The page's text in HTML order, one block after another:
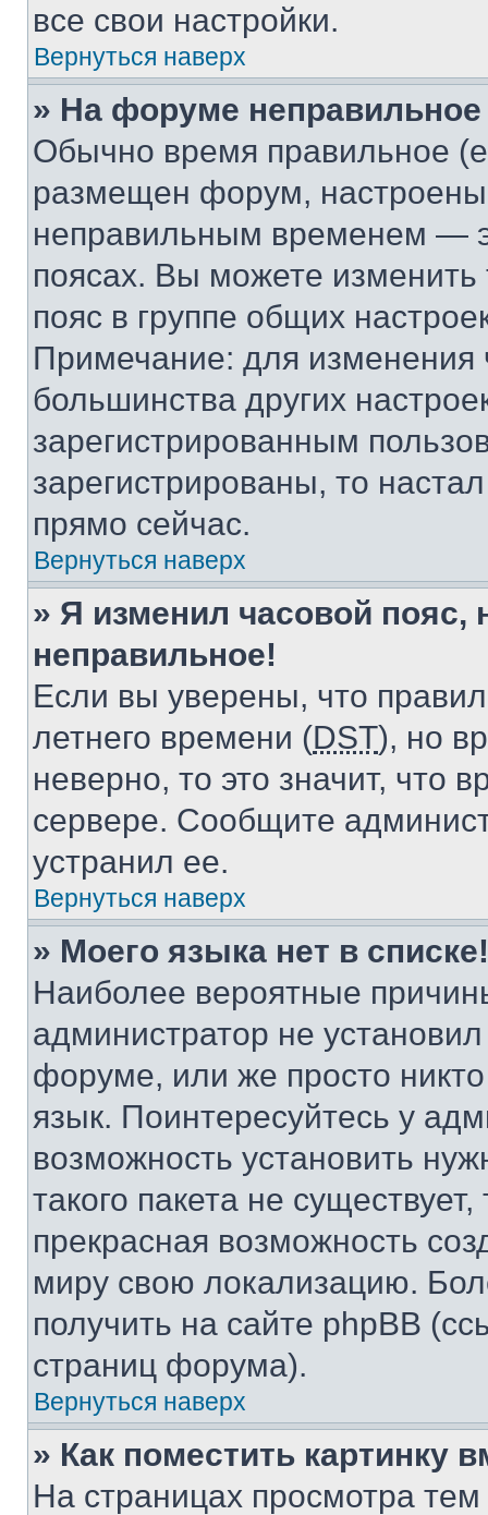
все свои настройки.
Вернуться наверх
» На форуме
Обычно время правильное
размещен форум, настроены
неправильным временем —
поясах. Вы можете изменить
пояс в группе общих
Примечание: для изменения
большинства других
зарегистрированным
зарегистрированы, то
прямо сейчас.
Вернуться наверх
» Я изменил часовой пояс,
неправильное!
Если вы уверены, что
летнего времени (DST), но
неверно, то это значит, что
сервере. Сообщите
устранил ее.
Вернуться наверх
» Моего языка нет в списке!
Наиболее вероятные
администратор не
форуме, или же просто
язык. Поинтересуйтесь у
возможность установить
такого пакета не
прекрасная возможность
миру свою локализацию.
получить на сайте phpBB
страниц форума).
Вернуться наверх
» Как поместить картинку
На страницах просмотра